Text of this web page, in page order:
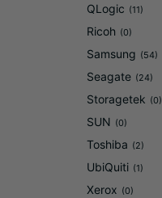
QLogic (11)
Ricoh (0)
Samsung (54)
Seagate (24)
Storagetek (0)
SUN (0)
Toshiba (2)
UbiQuiti (1)
Xerox (0)